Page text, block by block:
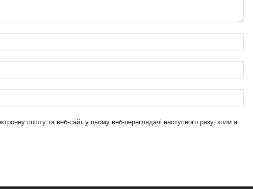
пошту та веб-сайт у цьому веб-переглядачі наступного разу, коли я